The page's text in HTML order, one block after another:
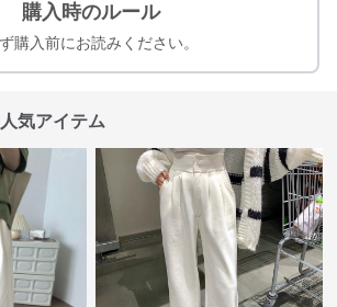
購入時のルール
購入前にお読みください。
気アイテム